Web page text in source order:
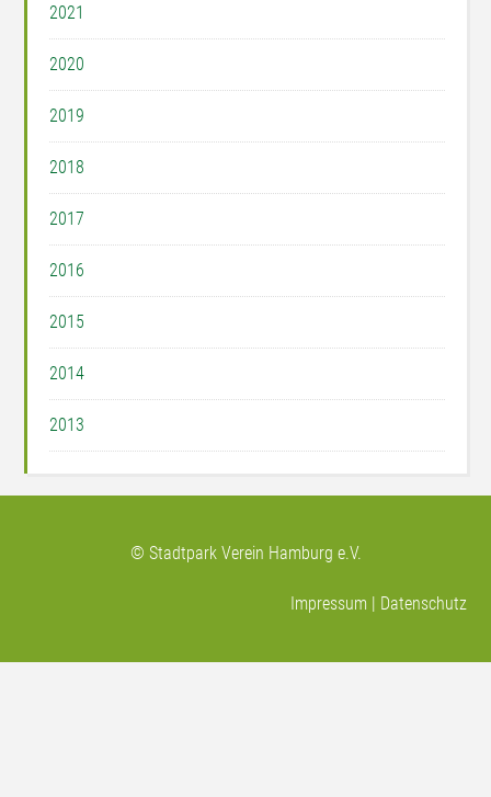
2021
2020
2019
2018
2017
2016
2015
2014
2013
© Stadtpark Verein Hamburg e.V.
Impressum | Datenschutz